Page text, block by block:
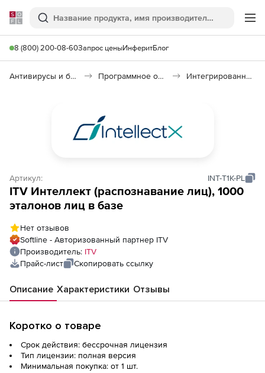
Softline
Поиск
8 (800) 200-08-60Запрос ценыИнферитБлог
Антивирусы и безопасность Программное обеспечение для контроля доступа Интегрированная система безопасности «Интеллект»
Артикул: INT-T1K-PL
ITV Интеллект (распознавание лиц), 1000
эталонов лиц в базе
Нет отзывов
Softline - Авторизованный партнер ITV
Производитель: ITV
Прайс-лист
Скопировать ссылку
Описание Характеристики Отзывы
Коротко о товаре
Срок действия: бессрочная лицензия
Тип лицензии: полная версия
Минимальная покупка: от 1 шт.